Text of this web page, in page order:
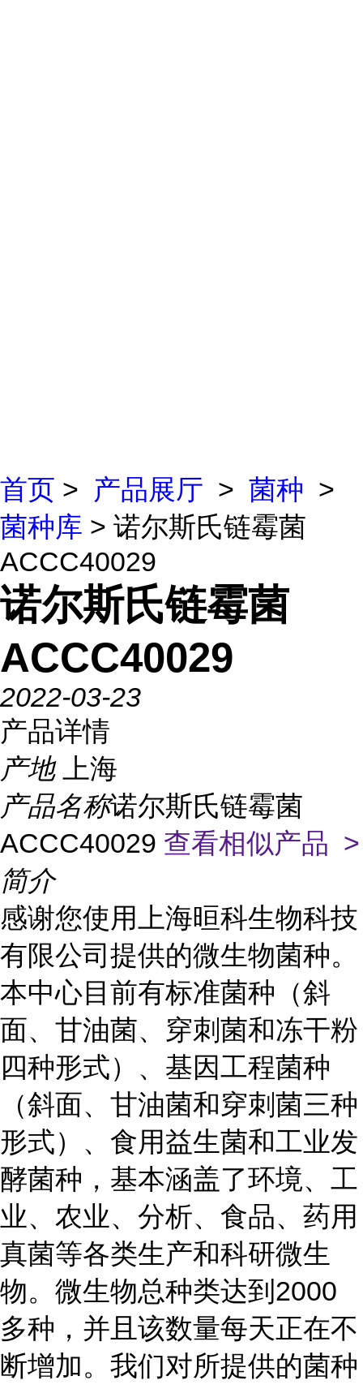
首页 > 产品展厅 > 菌种 >
菌种库 > 诺尔斯氏链霉菌
ACCC40029
诺尔斯氏链霉菌
ACCC40029
2022-03-23
产品详情
产地
上海
产品名称诺尔斯氏链霉菌
ACCC40029 查看相似产品 >
简介
感谢您使用上海晅科生物科技
有限公司提供的微生物菌种。
本中心目前有标准菌种（斜
面、甘油菌、穿刺菌和冻干粉
四种形式）、基因工程菌种
（斜面、甘油菌和穿刺菌三种
形式）、食用益生菌和工业发
酵菌种，基本涵盖了环境、工
业、农业、分析、食品、药用
真菌等各类生产和科研微生
物。微生物总种类达到2000
多种，并且该数量每天正在不
断增加。我们对所提供的菌种